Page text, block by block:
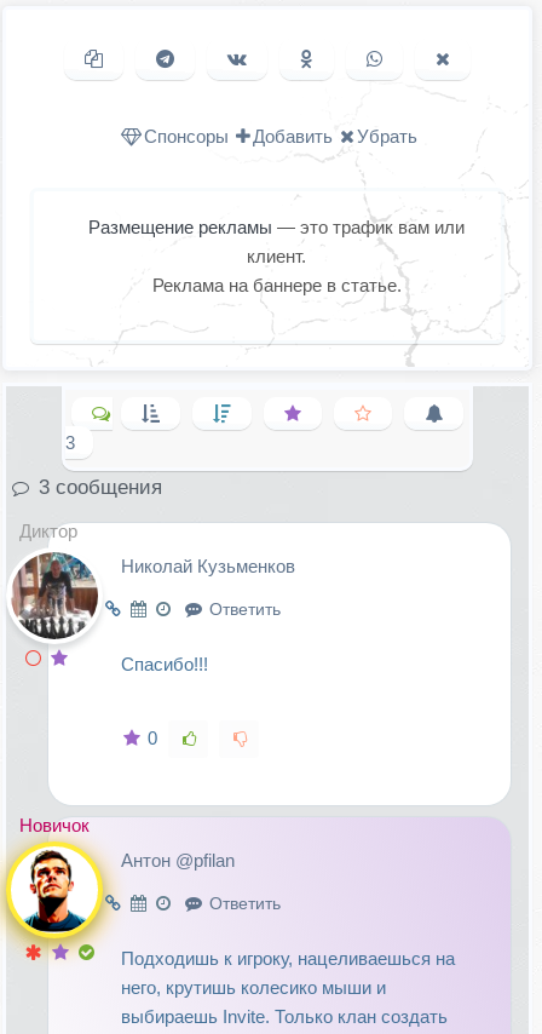
Копировать ссылкуПоделиться в Telegram
Поделиться ВКонтакте
Поделиться в
Одноклассниках
Поделиться в
WhatsAppв X
Спонсоры Добавить Убрать
Размещение рекламы — это трафик вам или
клиент.
Реклама на баннере в статье.
3
3 сообщения
Диктор
Николай Кузьменков
Ответить
Спасибо!!!
0
Новичок
Антон @pfilan
Ответить
Подходишь к игроку, нацеливаешься на
него, крутишь колесико мыши и
выбираешь Invite. Только клан создать